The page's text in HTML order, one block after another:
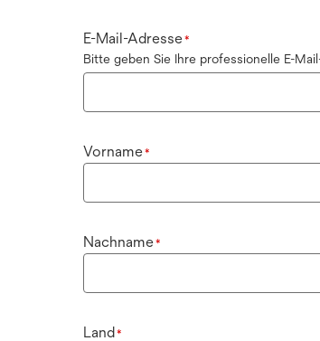
E-Mail-Adresse*
Bitte geben Sie Ihre professionelle E-
Vorname*
Nachname*
Land*